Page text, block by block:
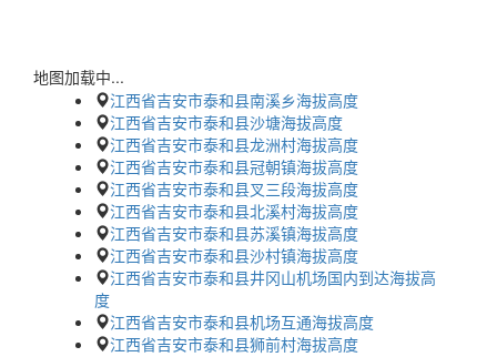
地图加载中...
江西省吉安市泰和县南溪乡海拔高度
江西省吉安市泰和县沙塘海拔高度
江西省吉安市泰和县龙洲村海拔高度
江西省吉安市泰和县冠朝镇海拔高度
江西省吉安市泰和县叉三段海拔高度
江西省吉安市泰和县北溪村海拔高度
江西省吉安市泰和县苏溪镇海拔高度
江西省吉安市泰和县沙村镇海拔高度
江西省吉安市泰和县井冈山机场国内到达海拔高
度
江西省吉安市泰和县机场互通海拔高度
江西省吉安市泰和县狮前村海拔高度